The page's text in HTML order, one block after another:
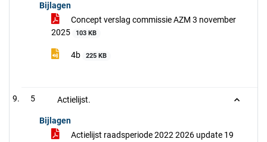
Bijlagen
Concept verslag commissie AZM 3 november
2025
103 KB
4b 225 KB
5 Actielijst.
Bijlagen
Actielijst raadsperiode 2022 2026 update 19